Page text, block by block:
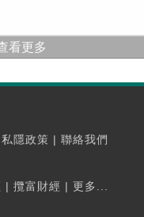
看更多
私隱政策 | 聯絡我們
| 攬富財經 | 更多...